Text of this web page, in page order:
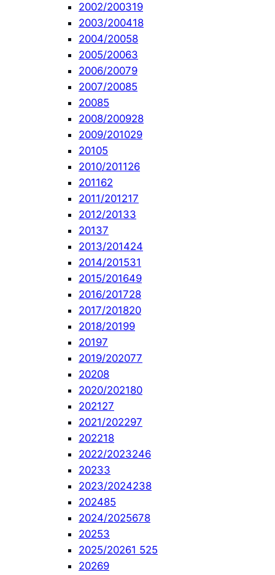
2002/200319
2003/200418
2004/20058
2005/20063
2006/20079
2007/20085
20085
2008/200928
2009/201029
20105
2010/201126
201162
2011/201217
2012/20133
20137
2013/201424
2014/201531
2015/201649
2016/201728
2017/201820
2018/20199
20197
2019/202077
20208
2020/202180
202127
2021/202297
202218
2022/2023246
20233
2023/2024238
202485
2024/2025678
20253
2025/20261 525
20269